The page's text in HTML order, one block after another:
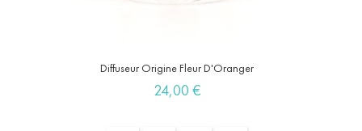
Diffuseur Origine Fleur D'Oranger
Prix
24,00 €